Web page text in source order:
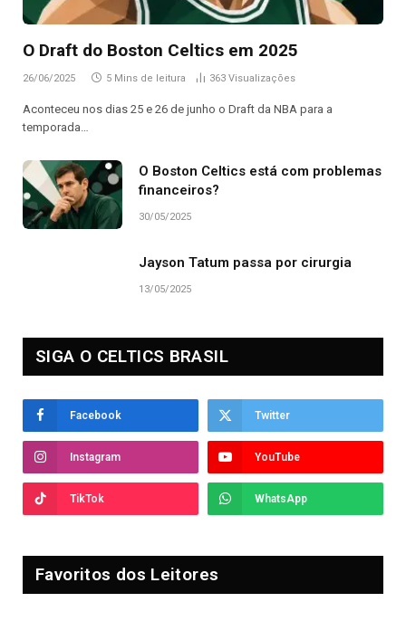
O Draft do Boston Celtics em 2025
26/06/2025 5 Mins de leitura 363 Visualizações
Aconteceu nos dias 25 e 26 de junho o Draft da NBA para a
temporada…
O Boston Celtics está com problemas
financeiros?
30/05/2025
Jayson Tatum passa por cirurgia
13/05/2025
SIGA O CELTICS BRASIL
Facebook Twitter
Instagram YouTube
TikTok WhatsApp
Favoritos dos Leitores